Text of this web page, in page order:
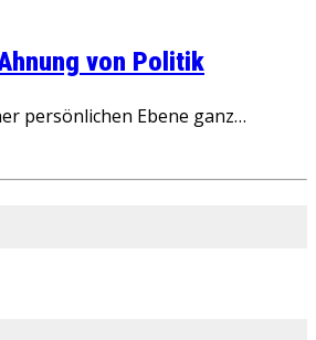
von Politik
persönlichen Ebene ganz…